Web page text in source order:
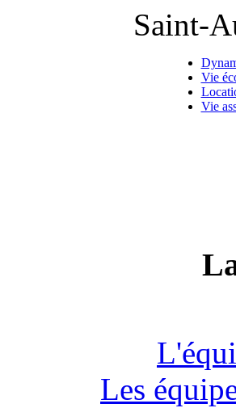
Saint-
Vie
Vie
Les